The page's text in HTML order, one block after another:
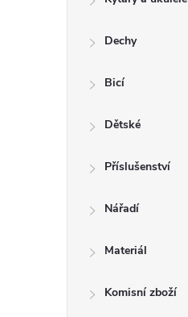
Dechy
Bicí
Dětské
Příslušenství
Nářadí
Materiál
Komisní zboží